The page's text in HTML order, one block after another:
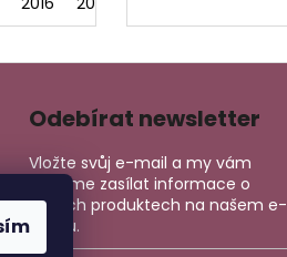
Odebírat newsletter
Vložte svůj e-mail a my vám
budeme zasílat informace o
nových produktech na našem e-
shopu.